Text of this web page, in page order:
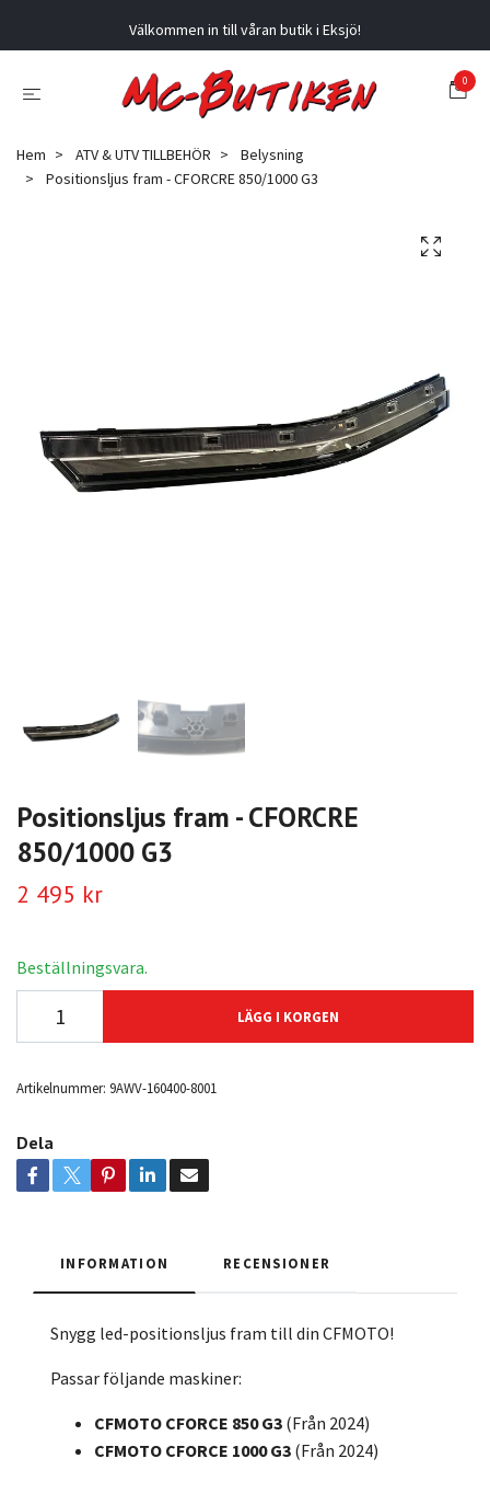
Välkommen in till våran butik i Eksjö!
0
Hem ATV & UTV TILLBEHÖR
Belysning
Positionsljus fram - CFORCRE 850/1000 G3
Positionsljus fram - CFORCRE
850/1000 G3
2 495 kr
Beställningsvara.
LÄGG I KORGEN
Artikelnummer: 9AWV-160400-8001
Dela
INFORMATION RECENSIONER
Snygg led-positionsljus fram till din CFMOTO!
Passar följande maskiner:
CFMOTO CFORCE 850 G3 (Från 2024)
CFMOTO CFORCE 1000 G3 (Från 2024)